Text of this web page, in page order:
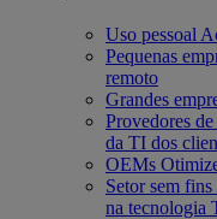
Uso pessoal
Pequenas
remoto
Grandes
Provedores
da TI dos
OEMs
Setor sem
na tecnologia